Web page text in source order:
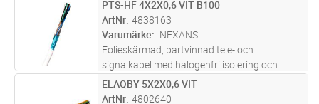
Uppfyller brandkrav enligt CPR klass
Dcas2d2a2.
M Lägg i kundvagn
PTS-HF 4X2X0,6 VIT B100
ArtNr 4838163
Varumärke
NEXANS
Folieskärmad, partvinnad tele- och
signalkabel med halogenfri isolering och
mantel. Används i tele- och
signalanläggningar där skärmad kabel
M Lägg i kundvagn
ELAQBY 5X2X0,6 VIT
ArtNr 4802640